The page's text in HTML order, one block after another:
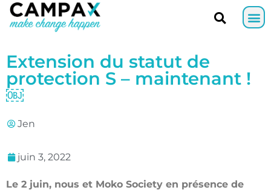
Extension du statut de
protection S – maintenant !
￼
Jen
juin 3, 2022
Le 2 juin, nous et Moko Society en présence de